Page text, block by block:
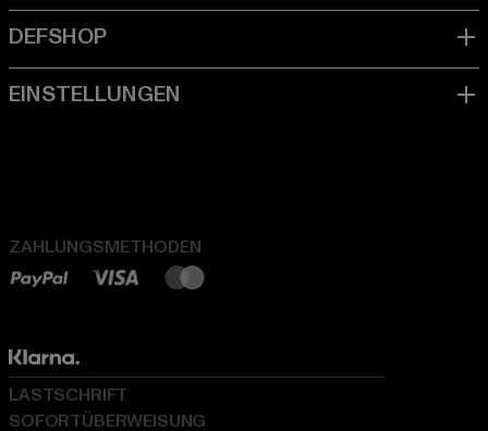
ZAHLUNGSMETHODEN
LASTSCHRIFT
SOFORTÜBERWEISUNG